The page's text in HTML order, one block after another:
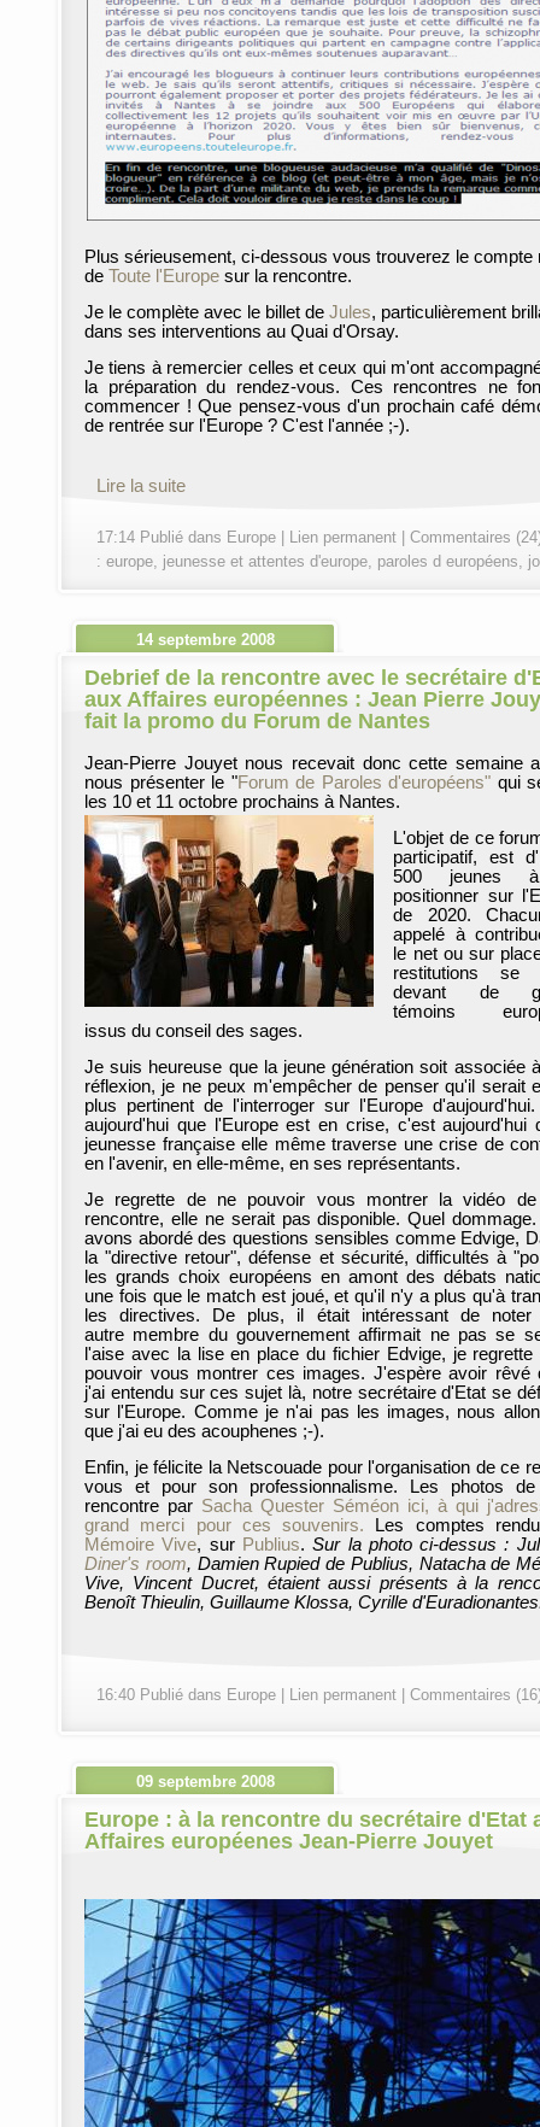
Plus sérieusement, ci-dessous vous trouverez le compte
de Toute l'Europe sur la rencontre.
Je le complète avec le billet de Jules, particulièrement
dans ses interventions au Quai d'Orsay.
Je tiens à remercier celles et ceux qui m'ont
la préparation du rendez-vous. Ces rencontres ne
commencer ! Que pensez-vous d'un prochain café
de rentrée sur l'Europe ? C'est l'année ;-).
Lire la suite
17:14 Publié dans Europe Lien permanent
Commentaires
: europe, jeunesse et attentes d'europe, paroles d européens,
14 septembre 2008
Debrief de la rencontre avec le secrétaire
aux Affaires européennes : Jean Pierre
fait la promo du Forum de Nantes
Jean-Pierre Jouyet nous recevait donc cette semaine
nous présenter le "Forum de Paroles d'européens" qui
les 10 et 11 octobre prochains à Nantes.
L'objet de ce
participatif, est
500 jeunes
positionner sur
de 2020.
appelé à
le net ou sur
restitutions se
devant de
témoins
issus du conseil des sages.
Je suis heureuse que la jeune génération soit associée
réflexion, je ne peux m'empêcher de penser qu'il serait
plus pertinent de l'interroger sur l'Europe
aujourd'hui que l'Europe est en crise, c'est aujourd'hui
jeunesse française elle même traverse une crise de
en l'avenir, en elle-même, en ses représentants.
Je regrette de ne pouvoir vous montrer la vidéo
rencontre, elle ne serait pas disponible. Quel
avons abordé des questions sensibles comme Edvige,
la "directive retour", défense et sécurité, difficultés à
les grands choix européens en amont des débats
une fois que le match est joué, et qu'il n'y a plus qu'à
les directives. De plus, il était intéressant de noter
autre membre du gouvernement affirmait ne pas se
l'aise avec la lise en place du fichier Edvige, je regrette
pouvoir vous montrer ces images. J'espère avoir rêvé
j'ai entendu sur ces sujet là, notre secrétaire d'Etat se
sur l'Europe. Comme je n'ai pas les images, nous
que j'ai eu des acouphenes ;-).
Enfin, je félicite la Netscouade pour l'organisation de ce
vous et pour son professionnalisme. Les photos
rencontre par Sacha Quester Séméon ici, à qui
grand merci pour ces souvenirs. Les comptes
Mémoire Vive, sur Publius.Sur la photo ci-dessus :
Diner's room, Damien Rupied de Publius, Natacha de
Vive, Vincent Ducret, étaient aussi présents à la
Benoît Thieulin, Guillaume Klossa, Cyrille
16:40 Publié dans Europe Lien permanent Commentaires
09 septembre 2008
Europe : à la rencontre du secrétaire d'Etat
Affaires européenes Jean-Pierre Jouyet